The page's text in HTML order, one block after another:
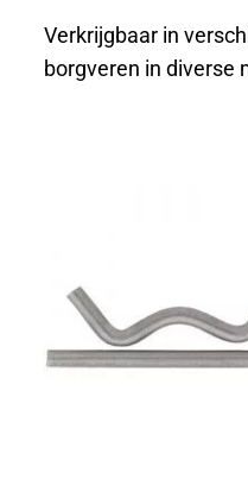
Verkrijgbaar in
borgveren in diverse